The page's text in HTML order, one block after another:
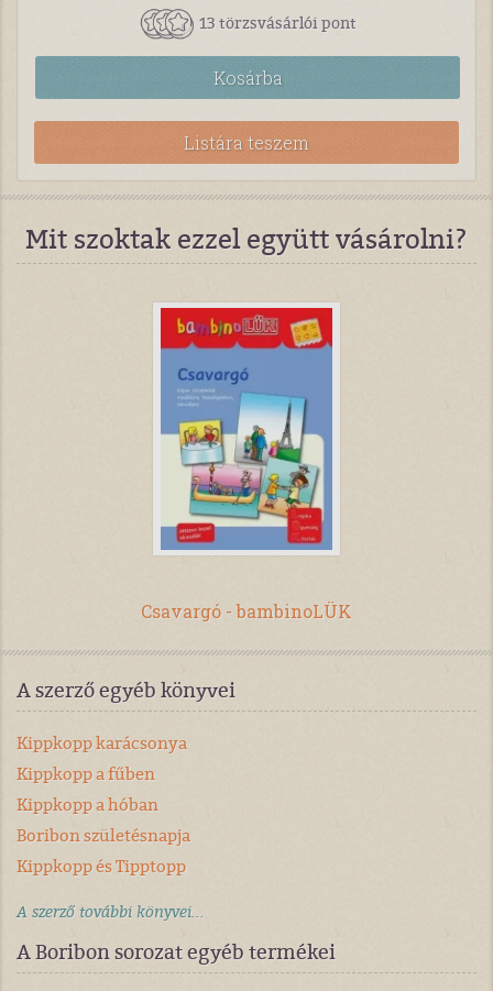
13 törzsvásárlói pont
Kosárba
Listára teszem
Mit szoktak ezzel együtt vásárolni?
Csavargó - bambinoLÜK
A szerző egyéb könyvei
Kippkopp karácsonya
Kippkopp a fűben
Kippkopp a hóban
Boribon születésnapja
Kippkopp és Tipptopp
A szerző további könyvei...
A Boribon sorozat egyéb termékei